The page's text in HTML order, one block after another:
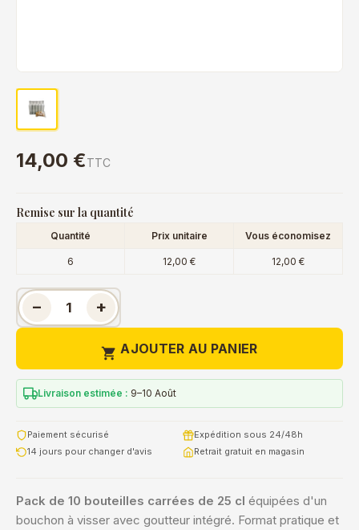
14,00 €TTC
Remise sur la quantité
Quantité Prix unitaire Vous économisez
6 12,00 € 12,00 €
− +
 AJOUTER AU PANIER
Livraison estimée : 9–10 Août
Paiement sécurisé
Expédition sous 24/48h
14 jours pour changer d'avis
Retrait gratuit en magasin
Pack de 10 bouteilles carrées de 25 cl équipées d'un
bouchon à visser avec goutteur intégré. Format pratique et